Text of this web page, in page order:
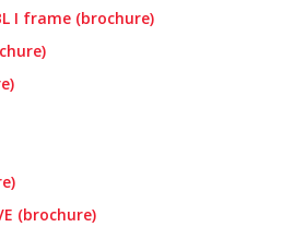
I frame (brochure)
(brochure)